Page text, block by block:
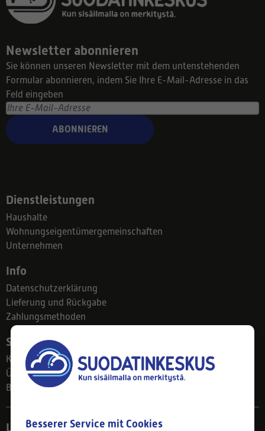
Newsletter abonnieren
Sie können unseren Newsletter mit dem untenstehenden
Formular abonnieren, indem Sie Ihre E-Mail-Adresse in das
Feld eingeben
ABONNIEREN
Dienstleistungen
Haushalte
Wohnungseigentümergemeinschaften
Unternehmen
Info
Datenschutzerklärung
Lieferung und Rückgabe
Zahlungsmethoden
Suodatinkeskus
Kontakt
Über uns
Blog
Ladengeschäft
Besserer Service mit Cookies